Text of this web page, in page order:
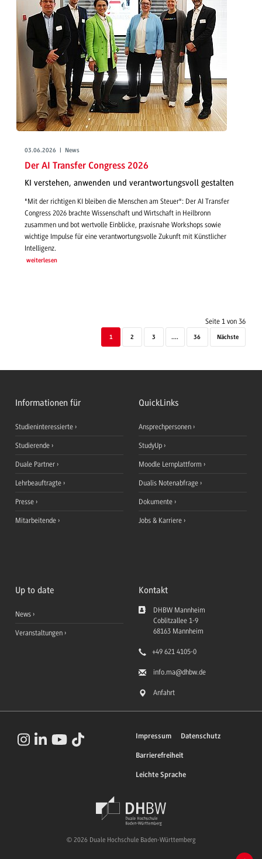
03.06.2026 | News
Der AI Transfer Congress 2026
KI verstehen, anwenden und verantwortungsvoll gestalten
"Mit der richtigen KI bleiben die Menschen am Steuer": Der AI Transfer
Congress 2026 brachte Wissenschaft und Wirtschaft in Heilbronn
zusammen und bot wertvolle Einblicke, praxisnahe Workshops sowie
wichtige Impulse für eine verantwortungsvolle Zukunft mit Künstlicher
Intelligenz.
weiterlesen
Seite 1 von 36
1 2 3 .... 36 Nächste
Informationen für
Studieninteressierte
Studierende
Duale Partner
Lehrbeauftragte
Presse
Mitarbeitende
QuickLinks
Ansprechpersonen
StudyUp
Moodle Lernplattform
Dualis Notenabfrage
Dokumente
Jobs & Karriere
Up to date
News
Veranstaltungen
Kontakt
DHBW Mannheim
Coblitzallee 1-9
68163 Mannheim
+49 621 4105-0
info.ma@dhbw.de
Anfahrt
Impressum Datenschutz
Barrierefreiheit
Leichte Sprache
© 2026 Duale Hochschule Baden-Württemberg